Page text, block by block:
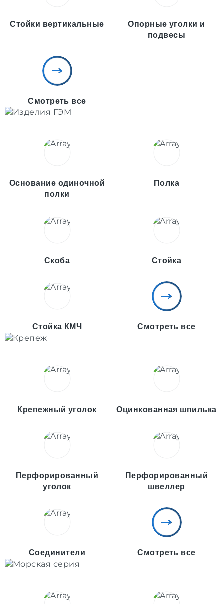
Стойки вертикальные
Опорные уголки и
подвесы
Смотреть все
Основание одиночной
полки
Полка
Скоба Стойка
Стойка КМЧ Смотреть все
Крепежный уголок Оцинкованная шпилька
Перфорированный
уголок
Перфорированный
швеллер
Соединители Смотреть все